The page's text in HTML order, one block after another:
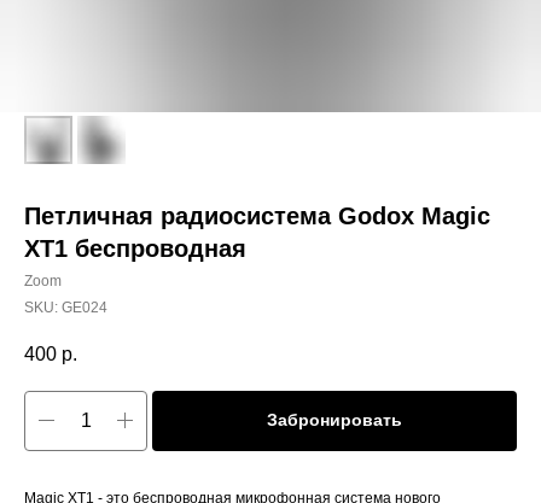
Петличная радиосистема Godox Magic
XT1 беспроводная
Zoom
SKU: GE024
400 р.
Забронировать
Magic XT1 - это беспроводная микрофонная система нового